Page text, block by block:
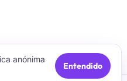
anónima
Entendido